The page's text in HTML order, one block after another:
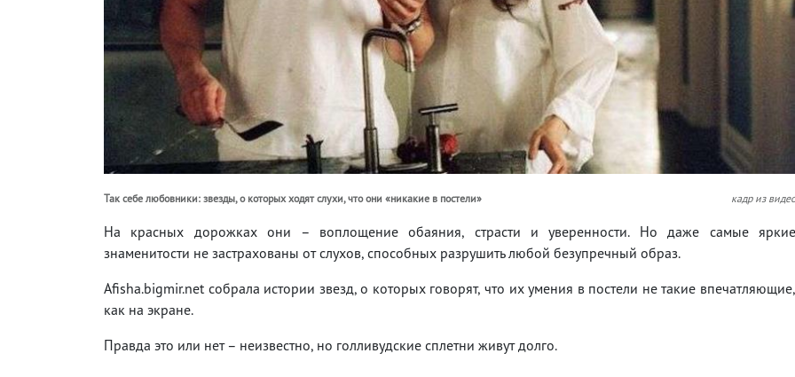
Так себе любовники: звезды, о которых ходят слухи, что они «никакие в постели» кадр из видео
На красных дорожках они – воплощение обаяния, страсти и уверенности. Но даже самые яркие
знаменитости не застрахованы от слухов, способных разрушить любой безупречный образ.
Afisha.bigmir.net собрала истории звезд, о которых говорят, что их умения в постели не такие впечатляющие,
как на экране.
Правда это или нет – неизвестно, но голливудские сплетни живут долго.